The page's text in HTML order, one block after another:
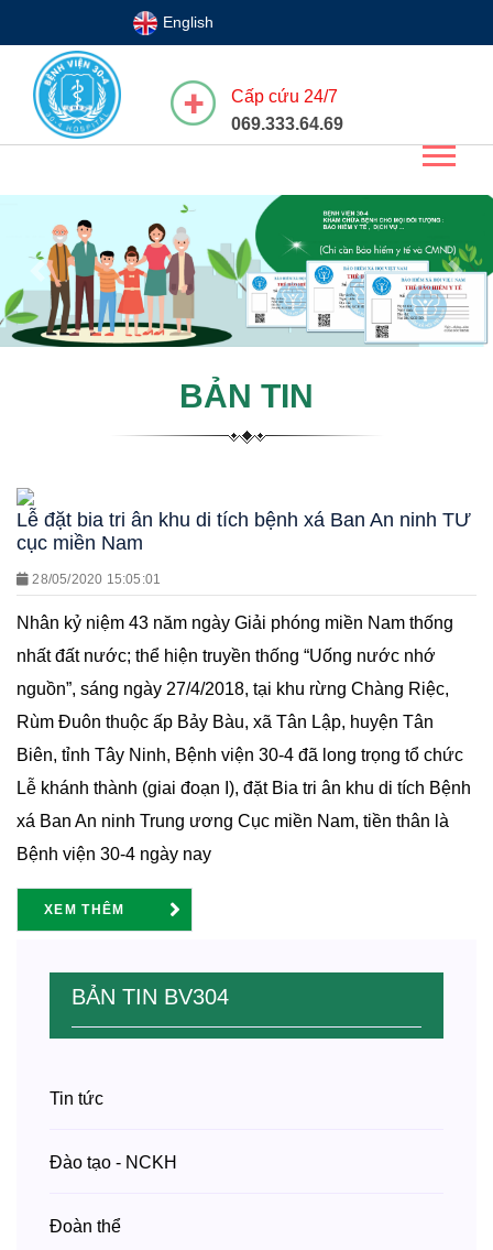
English
Cấp cứu 24/7
069.333.64.69
Previous Next
BẢN TIN
Lễ đặt bia tri ân khu di tích bệnh xá Ban An ninh TƯ
cục miền Nam
28/05/2020 15:05:01
Nhân kỷ niệm 43 năm ngày Giải phóng miền Nam thống
nhất đất nước; thể hiện truyền thống “Uống nước nhớ
nguồn”, sáng ngày 27/4/2018, tại khu rừng Chàng Riệc,
Rùm Đuôn thuộc ấp Bảy Bàu, xã Tân Lập, huyện Tân
Biên, tỉnh Tây Ninh, Bệnh viện 30-4 đã long trọng tổ chức
Lễ khánh thành (giai đoạn I), đặt Bia tri ân khu di tích Bệnh
xá Ban An ninh Trung ương Cục miền Nam, tiền thân là
Bệnh viện 30-4 ngày nay
XEM THÊM
BẢN TIN BV304
Tin tức
Đào tạo - NCKH
Đoàn thể